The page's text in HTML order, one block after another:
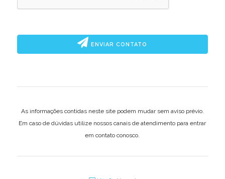
ENVIAR CONTATO
As informações contidas neste site podem mudar sem aviso prévio.
Em caso de dúvidas utilize nossos canais de atendimento para entrar
em contato conosco.